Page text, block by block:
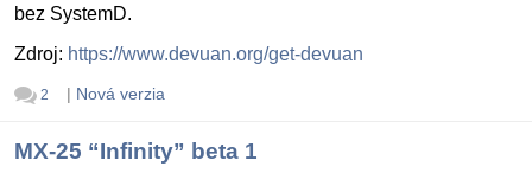
bez SystemD.
Zdroj: https://www.devuan.org/get-devuan
2 | Nová verzia
MX-25 “Infinity” beta 1